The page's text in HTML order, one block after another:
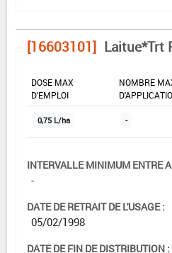
[16603101] Laitue*Trt
DOSE MAX
D'EMPLOI
NOMBRE
0,75 L/ha -
INTERVALLE MINIMUM ENTRE
-
DATE DE RETRAIT DE L'USAGE :
05/02/1998
DATE DE FIN DE DISTRIBUTION :